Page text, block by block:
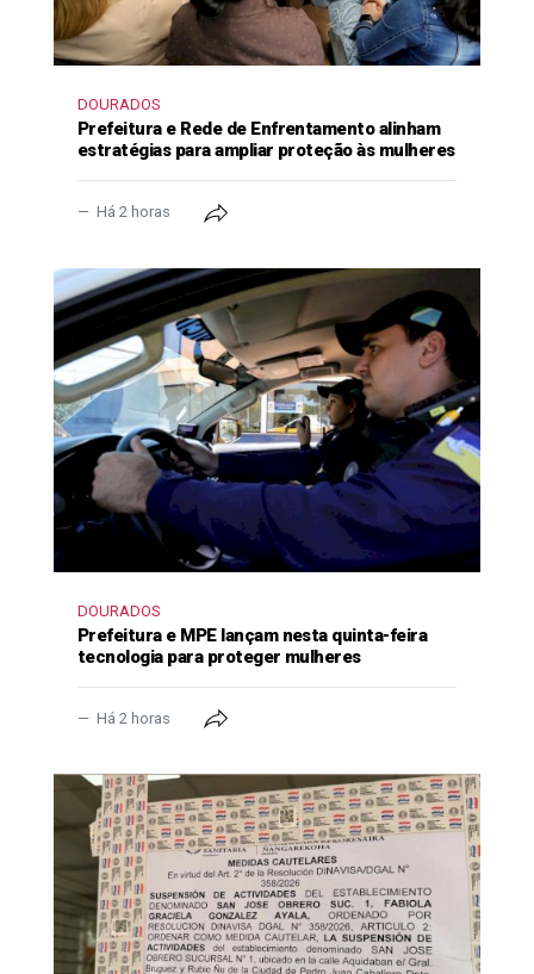
DOURADOS
Prefeitura e Rede de Enfrentamento alinham
estratégias para ampliar proteção às mulheres
Há 2 horas
DOURADOS
Prefeitura e MPE lançam nesta quinta-feira
tecnologia para proteger mulheres
Há 2 horas